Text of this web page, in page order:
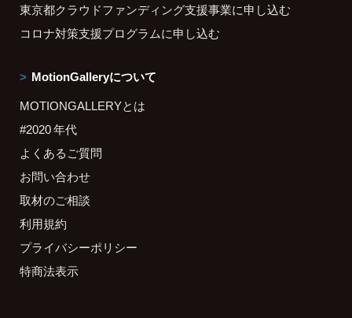
東京都クラウドファンディング支援事業に申し込む
コロナ対策支援プログラムに申し込む
MotionGalleryについて
MOTIONGALLERYとは
#2020 年代
よくあるご質問
お問い合わせ
取材のご相談
利用規約
プライバシーポリシー
特商法表示